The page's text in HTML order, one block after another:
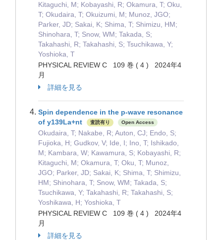
Kitaguchi, M; Kobayashi, R; Okamura, T; Oku,
T; Okudaira, T; Okuizumi, M; Munoz, JGO;
Parker, JD; Sakai, K; Shima, T; Shimizu, HM;
Shinohara, T; Snow, WM; Takada, S;
Takahashi, R; Takahashi, S; Tsuchikawa, Y;
Yoshioka, T
PHYSICAL REVIEW C 109 巻 ( 4 ) 2024年4
月
詳細を見る
Spin dependence in the p-wave resonance
of y139La+nt
査読有り Open Access
Okudaira, T; Nakabe, R; Auton, CJ; Endo, S;
Fujioka, H; Gudkov, V; Ide, I; Ino, T; Ishikado,
M; Kambara, W; Kawamura, S; Kobayashi, R;
Kitaguchi, M; Okamura, T; Oku, T; Munoz,
JGO; Parker, JD; Sakai, K; Shima, T; Shimizu,
HM; Shinohara, T; Snow, WM; Takada, S;
Tsuchikawa, Y; Takahashi, R; Takahashi, S;
Yoshikawa, H; Yoshioka, T
PHYSICAL REVIEW C 109 巻 ( 4 ) 2024年4
月
詳細を見る